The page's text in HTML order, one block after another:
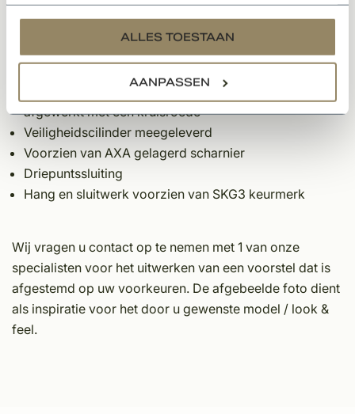
services.
ALLES TOESTAAN
AANPASSEN
grondlak
Kleur grondlak standaard wit/grijs/antraciet/groen
Deuren die voorzien zijn van glasvak, worden
afgewerkt met een kruisroede
Veiligheidscilinder meegeleverd
Voorzien van AXA gelagerd scharnier
Driepuntssluiting
Hang en sluitwerk voorzien van SKG3 keurmerk
Wij vragen u contact op te nemen met 1 van onze
specialisten voor het uitwerken van een voorstel dat is
afgestemd op uw voorkeuren. De afgebeelde foto dient
als inspiratie voor het door u gewenste model / look &
feel.